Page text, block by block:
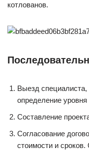
котлованов.
Выезд специалиста,
определение уровня
Составление
Согласование
стоимости и сроков.